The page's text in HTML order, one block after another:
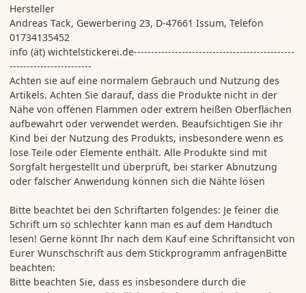
Hersteller
Andreas Tack, Gewerbering 23, D-47661 Issum, Telefon
01734135452
info (ät) wichtelstickerei.de-----------------------------------------------
------------------------
Achten sie auf eine normalem Gebrauch und Nutzung des
Artikels. Achten Sie darauf, dass die Produkte nicht in der
Nähe von offenen Flammen oder extrem heißen Oberflächen
aufbewahrt oder verwendet werden. Beaufsichtigen Sie ihr
Kind bei der Nutzung des Produkts, insbesondere wenn es
lose Teile oder Elemente enthält. Alle Produkte sind mit
Sorgfalt hergestellt und überprüft, bei starker Abnutzung
oder falscher Anwendung können sich die Nähte lösen
Bitte beachtet bei den Schriftarten folgendes: Je feiner die
Schrift um so schlechter kann man es auf dem Handtuch
lesen! Gerne könnt Ihr nach dem Kauf eine Schriftansicht von
Eurer Wunschschrift aus dem Stickprogramm anfragenBitte
beachten:
Bitte beachten Sie, dass es insbesondere durch die